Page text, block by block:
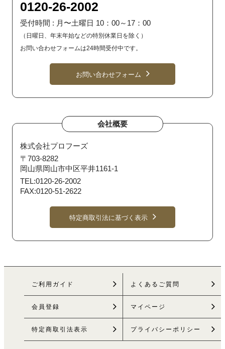
0120-26-2002
受付時間 : 月〜土曜日 10：00～17：00
（日曜日、年末年始などの特別休業日を除く）
お問い合わせフォームは24時間受付中です。
お問い合わせフォーム
会社概要
株式会社プロフーズ
〒703-8282
岡山県岡山市中区平井1161-1
TEL:0120-26-2002
FAX:0120-51-2622
特定商取引法に基づく表示
ご利用ガイド よくあるご質問
会員登録 マイページ
特定商取引法表示 プライバシーポリシー